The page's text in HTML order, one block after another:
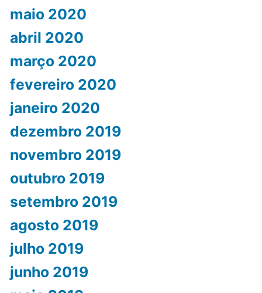
maio 2020
abril 2020
março 2020
fevereiro 2020
janeiro 2020
dezembro 2019
novembro 2019
outubro 2019
setembro 2019
agosto 2019
julho 2019
junho 2019